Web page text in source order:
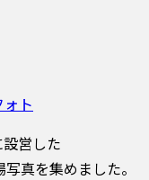
ト
営した
真を集めました。